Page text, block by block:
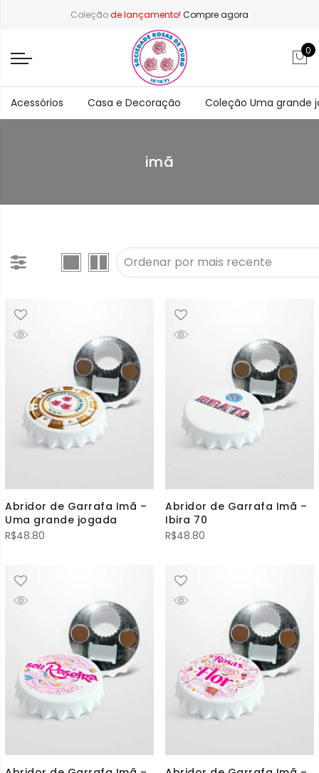
Coleçãode lançamento! Compre agora
0
Acessórios Casa e Decoração Coleção Uma grande
imã
Abridor de Garrafa Imã –
Uma grande jogada
R$48.80
Abridor de Garrafa Imã –
Ibira 70
R$48.80